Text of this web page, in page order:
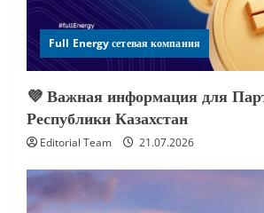
Full Energy сетевая компания
💜 Важная информация для
Республики Казахстан
Editorial Team 21.07.2026